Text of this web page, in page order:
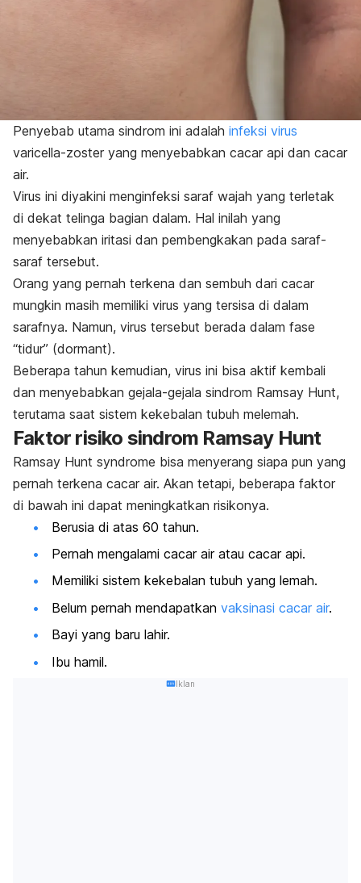
Penyebab utama sindrom ini adalah infeksi virus
varicella-zoster yang menyebabkan cacar api dan cacar
air.
Virus ini diyakini menginfeksi saraf wajah yang terletak
di dekat telinga bagian dalam. Hal inilah yang
menyebabkan iritasi dan pembengkakan pada saraf-
saraf tersebut.
Orang yang pernah terkena dan sembuh dari cacar
mungkin masih memiliki virus yang tersisa di dalam
sarafnya. Namun, virus tersebut berada dalam fase
“tidur” (dormant).
Beberapa tahun kemudian, virus ini bisa aktif kembali
dan menyebabkan gejala-gejala sindrom Ramsay Hunt,
terutama saat sistem kekebalan tubuh melemah.
Faktor risiko sindrom Ramsay Hunt
Ramsay Hunt syndrome bisa menyerang siapa pun yang
pernah terkena cacar air. Akan tetapi, beberapa faktor
di bawah ini dapat meningkatkan risikonya.
Berusia di atas 60 tahun.
Pernah mengalami cacar air atau cacar api.
Memiliki sistem kekebalan tubuh yang lemah.
Belum pernah mendapatkan vaksinasi cacar air.
Bayi yang baru lahir.
Ibu hamil.
Iklan